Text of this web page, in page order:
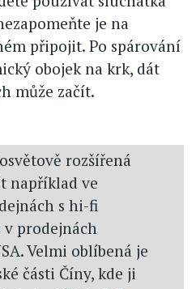
je na
připojit. Po spárování
obojek na krk, dát
může začít.
rozšířená
například ve
s hi-fi
prodejnách
Velmi oblíbená je
části Číny, kde ji